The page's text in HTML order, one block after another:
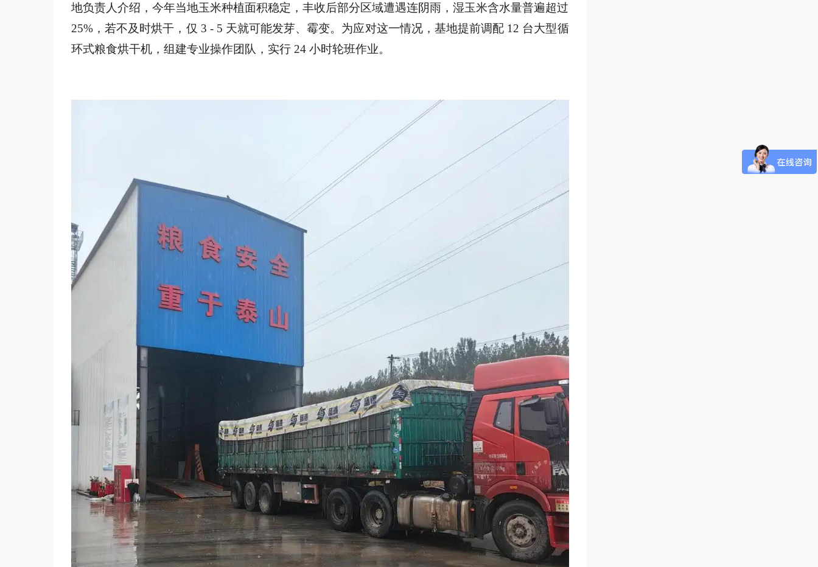
地负责人介绍，今年当地玉米种植面积稳定，丰收后部分区域遭遇连阴雨，湿玉米含水量普遍超过
25%，若不及时烘干，仅 3 - 5 天就可能发芽、霉变。为应对这一情况，基地提前调配 12 台大型循
环式粮食烘干机，组建专业操作团队，实行 24 小时轮班作业。